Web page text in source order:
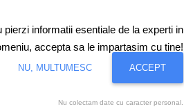
pierzi informatii esentiale de la experti in
accepta sa le impartasim cu tine!
NU, MULTUMESC ACCEPT
Nu colectam date cu caracter personal.